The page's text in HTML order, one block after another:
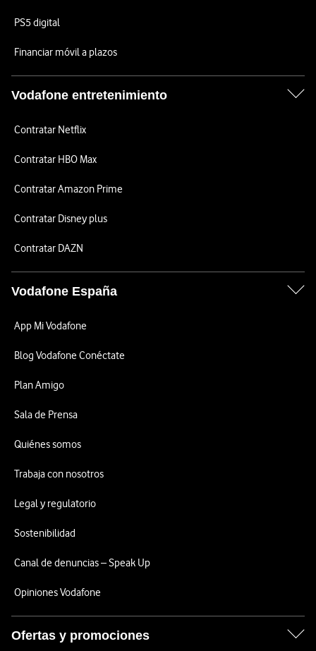
PS5 digital
Financiar móvil a plazos
Vodafone entretenimiento
Contratar Netflix
Contratar HBO Max
Contratar Amazon Prime
Contratar Disney plus
Contratar DAZN
Vodafone España
App Mi Vodafone
Blog Vodafone Conéctate
Plan Amigo
Sala de Prensa
Quiénes somos
Trabaja con nosotros
Legal y regulatorio
Sostenibilidad
Canal de denuncias – Speak Up
Opiniones Vodafone
Ofertas y promociones